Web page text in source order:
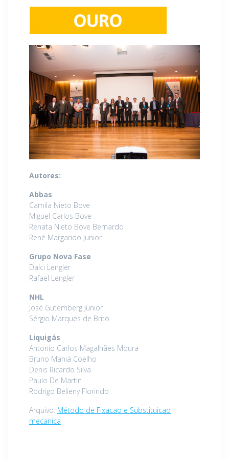
Autores:
Abbas
Camila Nieto Bove
Miguel Carlos Bove
Renata Nieto Bove Bernardo
Renê Margarido Junior
Grupo Nova Fase
Dalci Lengler
Rafael Lengler
NHL
José Gutemberg Junior
Sérgio Marques de Brito
Liquigás
Antonio Carlos Magalhães Moura
Bruno Maniá Coelho
Denis Ricardo Silva
Paulo De Martin
Rodrigo Belieny Florindo
Arquivo: Método de Fixacao e Substituicao
mecanica